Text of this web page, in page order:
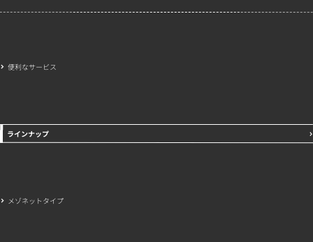
便利なサービス
ラインナップ
メゾネットタイプ